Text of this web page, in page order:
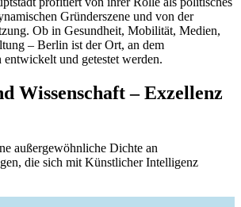
Gründerszene und von der
Ob in Gesundheit, Mobilität, Medien,
– Berlin ist der Ort, an dem
und getestet werden.
Wissenschaft – Exzellenz
außergewöhnliche Dichte an
die sich mit Künstlicher Intelligenz